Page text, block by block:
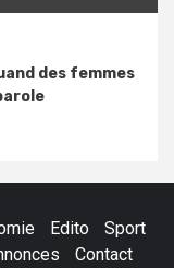
des femmes
Edito
Sport
Contact